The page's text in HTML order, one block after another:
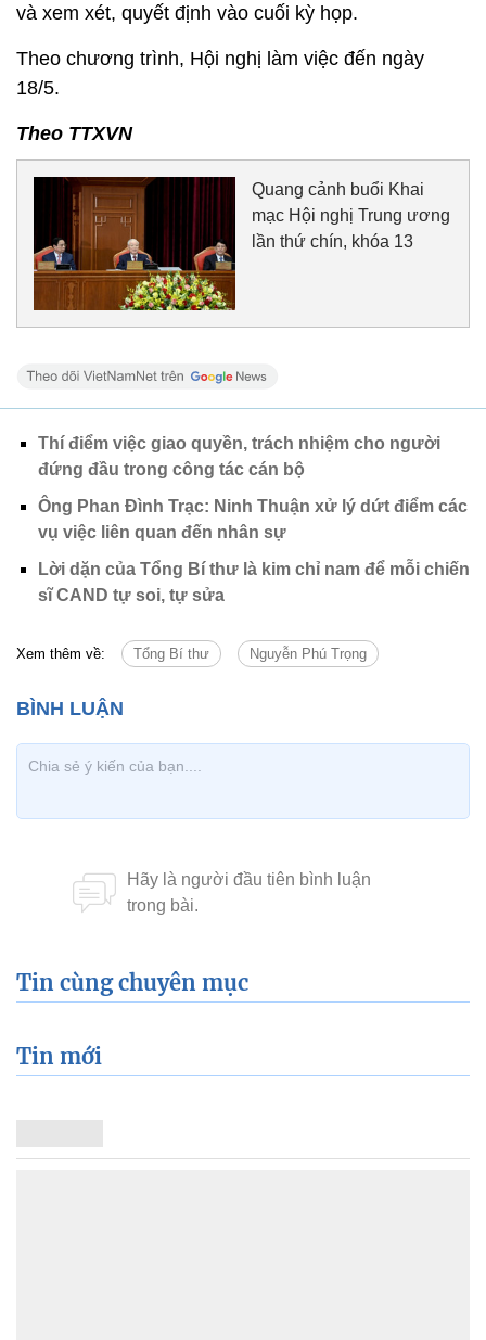
và xem xét, quyết định vào cuối kỳ họp.
Theo chương trình, Hội nghị làm việc đến ngày
18/5.
Theo TTXVN
Quang cảnh buổi Khai
mạc Hội nghị Trung ương
lần thứ chín, khóa 13
Thí điểm việc giao quyền, trách nhiệm cho người
đứng đầu trong công tác cán bộ
Ông Phan Đình Trạc: Ninh Thuận xử lý dứt điểm các
vụ việc liên quan đến nhân sự
Lời dặn của Tổng Bí thư là kim chỉ nam để mỗi chiến
sĩ CAND tự soi, tự sửa
Xem thêm về: Tổng Bí thư Nguyễn Phú Trọng
Tin cùng chuyên mục
Tin mới